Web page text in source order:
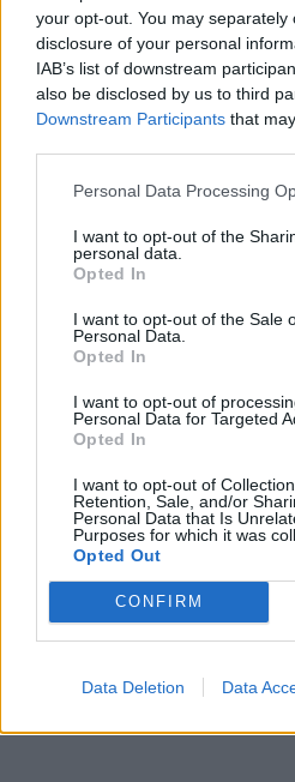
your opt-out. You may
disclosure of your personal
IAB’s list of downstream
also be disclosed by us to third
Downstream Participants that
Personal Data Processing
I want to opt-out of the
personal data.
Opted In
I want to opt-out of the Sale
Personal Data.
Opted In
I want to opt-out of
Personal Data for Targeted
Opted In
I want to opt-out of
Retention, Sale, and/or
Personal Data that Is
Purposes for which it was
Opted Out
CONFIRM
Data Deletion Data